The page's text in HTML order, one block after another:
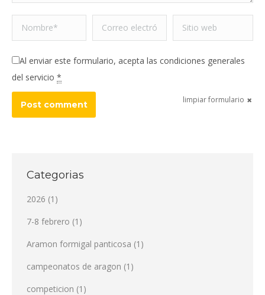
Nombre * Correo electrónico * Sitio web
Al enviar este formulario, acepta las condiciones generales
del servicio *
limpiar formulario
Post comment
Categorias
2026 (1)
7-8 febrero (1)
Aramon formigal panticosa (1)
campeonatos de aragon (1)
competicion (1)